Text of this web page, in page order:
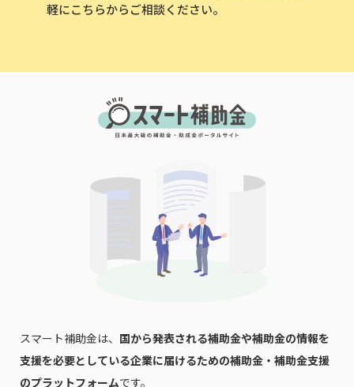
軽にこちらからご相談ください。
スマート補助金は、 国から発表される補助金や補助金の情報を
支援を必要としている企業に届けるための補助金・補助金支援
のプラットフォームです。